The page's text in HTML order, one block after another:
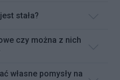
stała?
czy można z nich
własne pomysły na